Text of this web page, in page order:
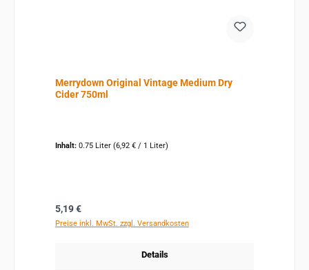
Merrydown Original Vintage Medium Dry
Cider 750ml
Inhalt: 0.75 Liter (6,92 € / 1 Liter)
Regulärer Preis:
5,19 €
Preise inkl. MwSt. zzgl. Versandkosten
Details